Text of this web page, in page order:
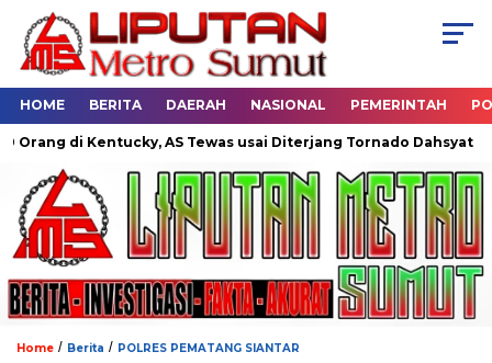
HOME BERITA DAERAH NASIONAL PEMERINTAH
di Kentucky, AS Tewas usai Diterjang Tornado Dahsyat
Home / Berita / POLRES PEMATANG SIANTAR